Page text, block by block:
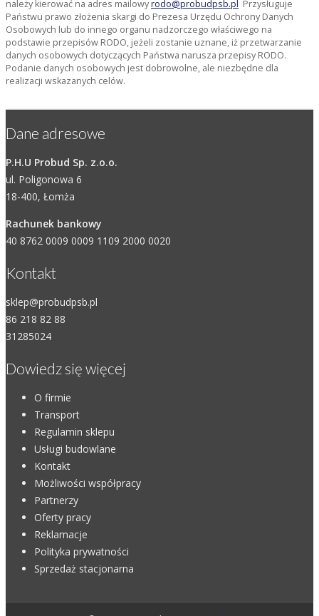
należy kierować na adres mailowyrodo@probudpsb.pl Przysługuje
Państwu prawo złożenia skargi do Prezesa Urzędu Ochrony Danych
Osobowych lub do innego organu nadzorczego właściwego na
podstawie przepisów RODO, jeżeli zostanie uznane, iż przetwarzanie
danych osobowych dotyczących Państwa narusza przepisy RODO.
Podanie danych osobowych jest dobrowolne, ale niezbędne dla
realizacji wskazanych celów.
Dane adresowe
P.H.U Probud Sp. z.o.o.
ul. Poligonowa 6
18-400, Łomża
Rachunek bankowy
40 8762 0009 0009 1109 2000 0020
Kontakt
sklep@probudpsb.pl
86 218 82 88
31285024
Dowiedz się więcej
O firmie
Transport
Regulamin sklepu
Usługi budowlane
Kontakt
Możliwości współpracy
Partnerzy
Oferty pracy
Reklamacje
Polityka prywatności
Sprzedaż stacjonarna